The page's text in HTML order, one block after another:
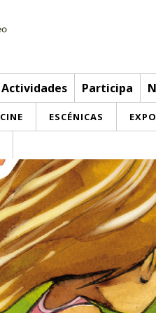
Actividades Participa
CINE ESCÉNICAS